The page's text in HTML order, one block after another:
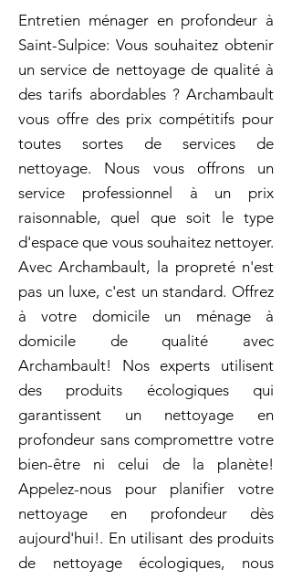
Entretien ménager en profondeur à
Saint-Sulpice: Vous souhaitez obtenir
un service de nettoyage de qualité à
des tarifs abordables ? Archambault
vous offre des prix compétitifs pour
toutes sortes de services de
nettoyage. Nous vous offrons un
service professionnel à un prix
raisonnable, quel que soit le type
d'espace que vous souhaitez nettoyer.
Avec Archambault, la propreté n'est
pas un luxe, c'est un standard. Offrez
à votre domicile un ménage à
domicile de qualité avec
Archambault! Nos experts utilisent
des produits écologiques qui
garantissent un nettoyage en
profondeur sans compromettre votre
bien-être ni celui de la planète!
Appelez-nous pour planifier votre
nettoyage en profondeur dès
aujourd'hui!. En utilisant des produits
de nettoyage écologiques, nous